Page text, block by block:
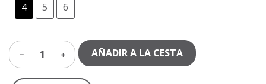
4
5 6
1 AÑADIR A LA CESTA